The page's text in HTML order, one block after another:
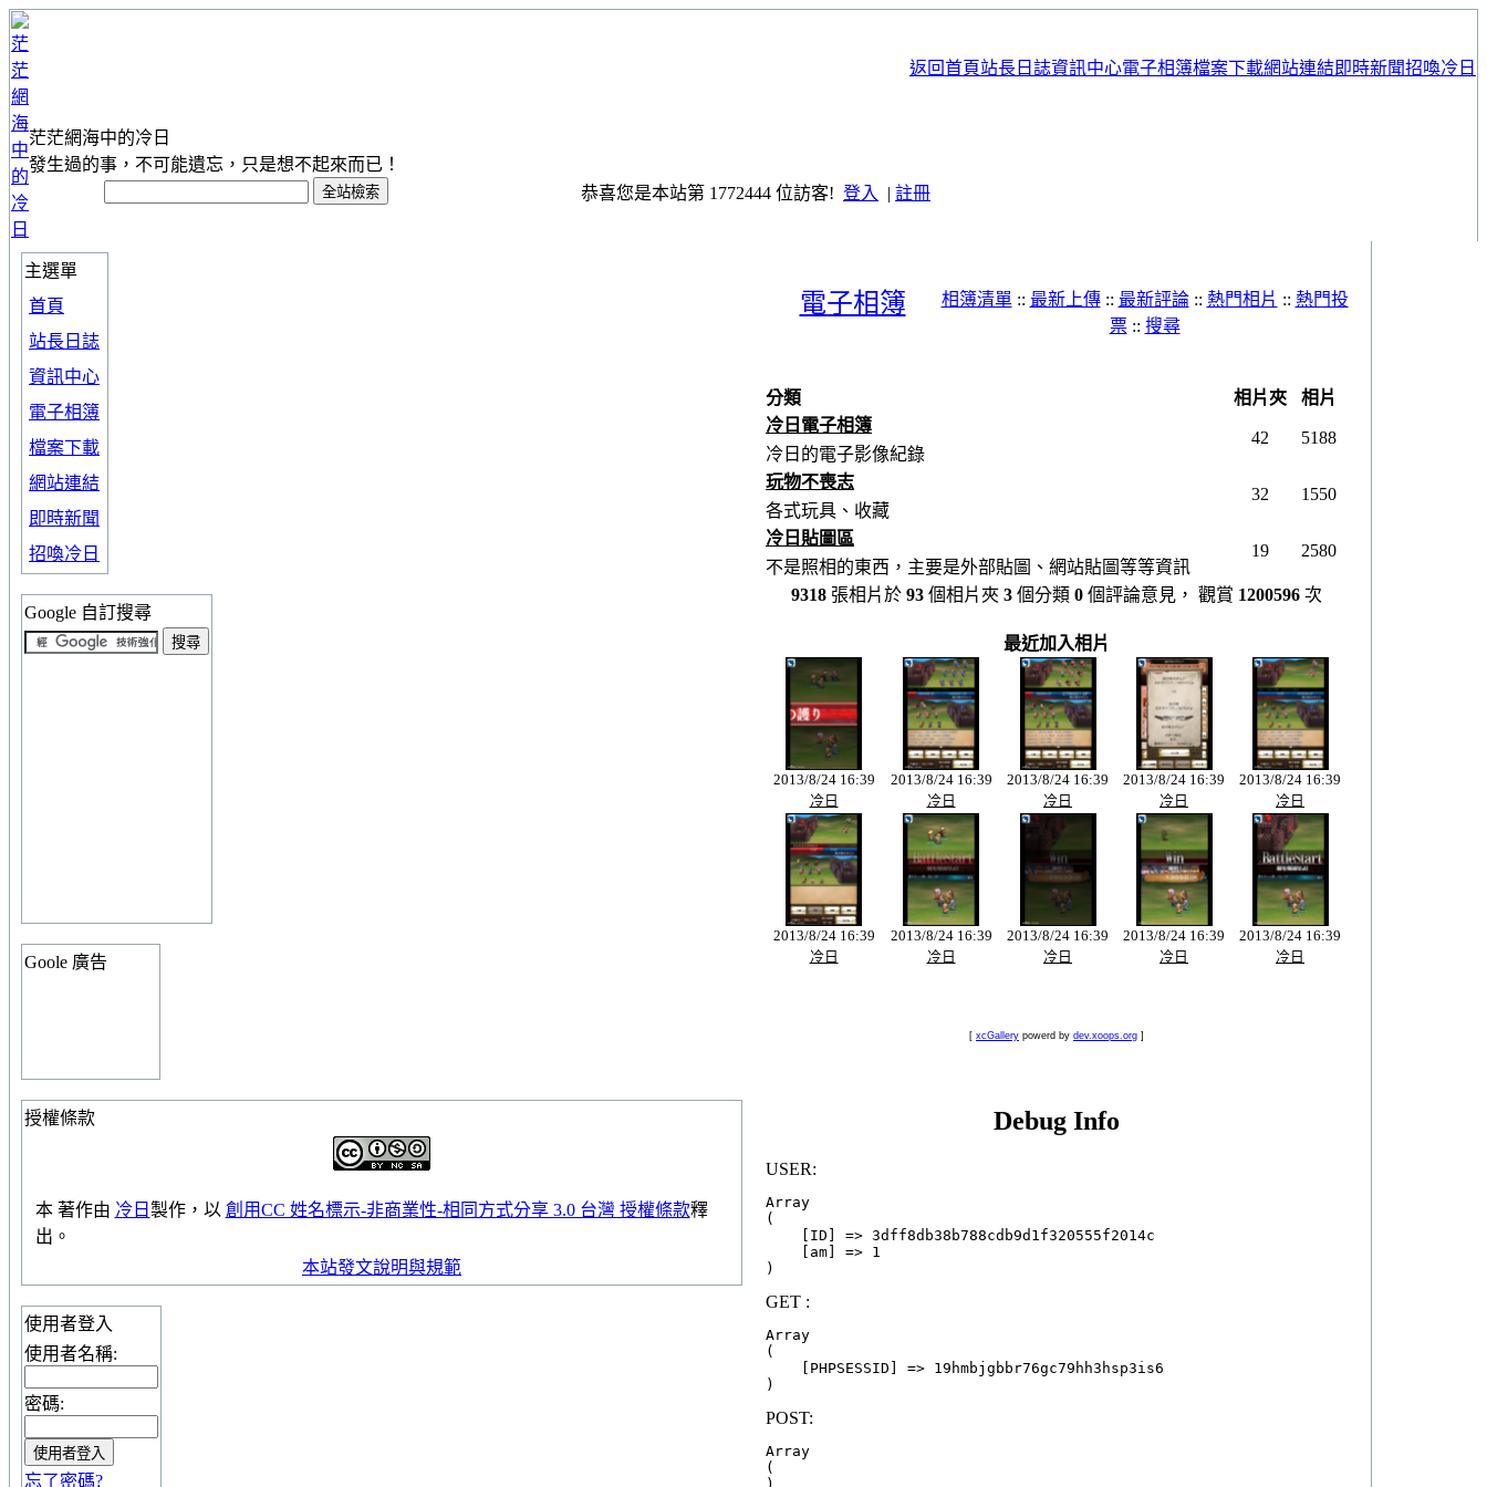
返回首頁站長日誌資訊中心電子相簿檔案下載網站連結即時新聞招喚冷日
茫茫網海中的冷日
發生過的事，不可能遺忘，只是想不起來而已！
恭喜您是本站第 1772444 位訪客! 登入 | 註冊
主選單
首頁
站長日誌
資訊中心
電子相簿
檔案下載
網站連結
即時新聞
招喚冷日
Google 自訂搜尋
Goole 廣告
授權條款
本 著作由 冷日 製作，以 創用CC 姓名標示-非商業性-相同方式分享 3.0 台灣 授權條款釋
出。
本站發文說明與規範
使用者登入
使用者名稱:
密碼:
忘了密碼?
電子相簿 相簿清單:: 最新上傳:: 最新評論:: 熱門相片 :: 熱門投
票:: 搜尋
分類
相片夾
相片
冷日電子相簿
冷日的電子影像紀錄
42 5188
玩物不喪志
各式玩具、收藏
32 1550
冷日貼圖區
不是照相的東西，主要是外部貼圖、網站貼圖等等資訊
19 2580
9318 張相片於 93 個相片夾 3 個分類 0 個評論意見， 觀賞 1200596 次
最近加入相片
2013/8/24 16:39
冷日
2013/8/24 16:39
冷日
2013/8/24 16:39
冷日
2013/8/24 16:39
冷日
2013/8/24 16:39
冷日
2013/8/24 16:39
冷日
2013/8/24 16:39
冷日
2013/8/24 16:39
冷日
2013/8/24 16:39
冷日
2013/8/24 16:39
冷日
[ xcGallery powerd by dev.xoops.org ]
Debug Info
USER:
Array
(
    [ID] => 3dff8db38b788cdb9d1f320555f2014c
    [am] => 1
GET :
Array
(
    [PHPSESSID] => 19hmbjgbbr76gc79hh3hsp3is6
POST:
Array
(